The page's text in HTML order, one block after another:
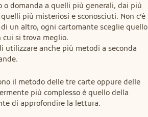
o domanda a quelli più generali, dai più
più misteriosi e sconosciuti. Non c’è
un altro, ogni cartomante sceglie quello
cui si trova meglio.
utilizzare anche più metodi a seconda
il metodo delle tre carte oppure delle
più complesso è quello della
di approfondire la lettura.